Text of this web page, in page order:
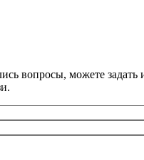
вопросы, можете задать